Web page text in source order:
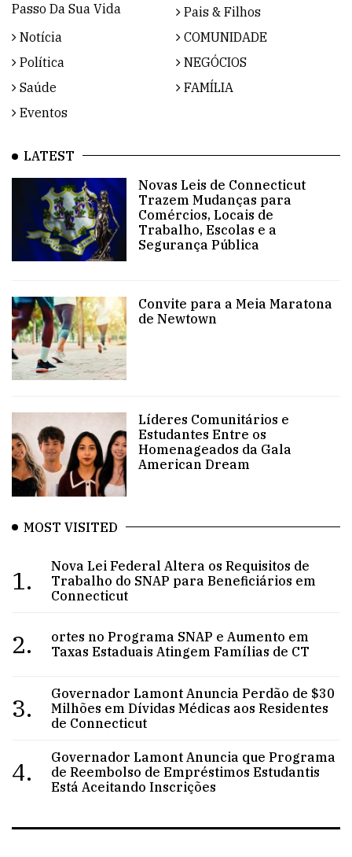
Passo Da Sua Vida
Pais & Filhos
Notícia
COMUNIDADE
Política
NEGÓCIOS
Saúde
FAMÍLIA
Eventos
LATEST
Novas Leis de Connecticut
Trazem Mudanças para
Comércios, Locais de
Trabalho, Escolas e a
Segurança Pública
Convite para a Meia Maratona
de Newtown
Líderes Comunitários e
Estudantes Entre os
Homenageados da Gala
American Dream
MOST VISITED
1.
Nova Lei Federal Altera os Requisitos de
Trabalho do SNAP para Beneficiários em
Connecticut
2.
ortes no Programa SNAP e Aumento em
Taxas Estaduais Atingem Famílias de CT
3.
Governador Lamont Anuncia Perdão de $30
Milhões em Dívidas Médicas aos Residentes
de Connecticut
4.
Governador Lamont Anuncia que Programa
de Reembolso de Empréstimos Estudantis
Está Aceitando Inscrições